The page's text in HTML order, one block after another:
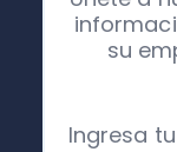
su
Ingresa